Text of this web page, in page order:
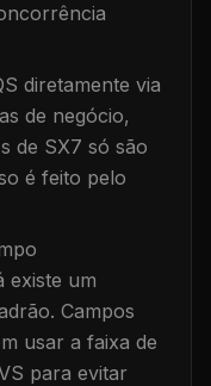
diretamente via
de negócio,
de SX7 só são
é feito pelo
existe um
Campos
usar a faixa de
para evitar